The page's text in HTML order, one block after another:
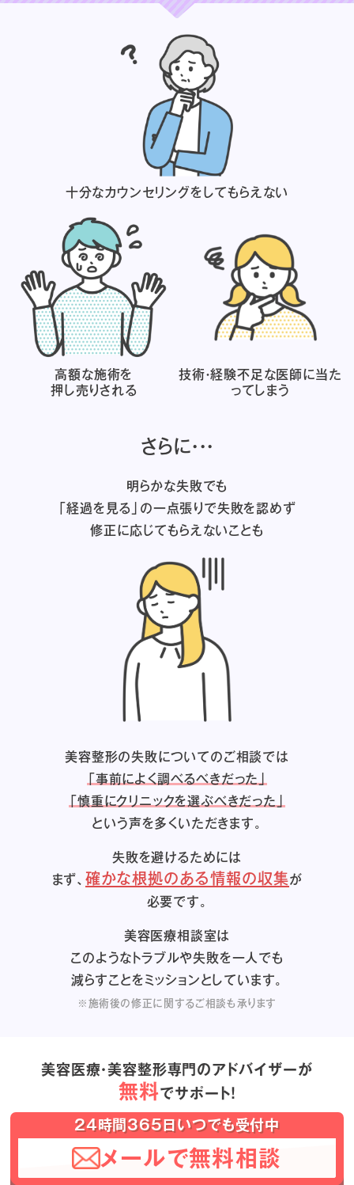
十分なカウンセリングをしてもらえない
高額な施術を
押し売りされる
技術・経験不足な医師に当た
ってしまう
さらに・・・
明らかな失敗でも
「経過を見る」の一点張りで失敗を認めず
修正に応じてもらえないことも
美容整形の失敗についてのご相談では
「事前によく調べるべきだった」
「慎重にクリニックを選ぶべきだった」
という声を多くいただきます。
失敗を避けるためには
まず、確かな根拠のある情報の収集が
必要です。
美容医療相談室は
このようなトラブルや失敗を一人でも
減らすことをミッションとしています。
※施術後の修正に関するご相談も承ります
美容医療・美容整形専門のアドバイザーが
無料でサポート！
24時間365日いつでも受付中
メールで無料相談